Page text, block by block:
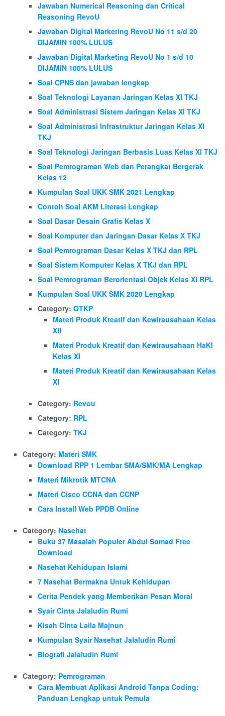
Jawaban Numerical Reasoning dan Critical
Reasoning RevoU
Jawaban Digital Marketing RevoU No 11 s/d 20
DIJAMIN 100% LULUS
Jawaban Digital Marketing RevoU No 1 s/d 10
DIJAMIN 100% LULUS
Soal CPNS dan jawaban lengkap
Soal Teknologi Layanan Jaringan Kelas XI TKJ
Soal Administrasi Sistem Jaringan Kelas XI TKJ
Soal Administrasi Infrastruktur Jaringan Kelas XI
TKJ
Soal Teknologi Jaringan Berbasis Luas Kelas XI TKJ
Soal Pemrograman Web dan Perangkat Bergerak
Kelas 12
Kumpulan Soal UKK SMK 2021 Lengkap
Contoh Soal AKM Literasi Lengkap
Soal Dasar Desain Grafis Kelas X
Soal Komputer dan Jaringan Dasar Kelas X TKJ
Soal Pemrograman Dasar Kelas X TKJ dan RPL
Soal Sistem Komputer Kelas X TKJ dan RPL
Soal Pemrograman Berorientasi Objek Kelas XI RPL
Kumpulan Soal UKK SMK 2020 Lengkap
Category: OTKP
Materi Produk Kreatif dan Kewirausahaan Kelas
XII
Materi Produk Kreatif dan Kewirausahaan HaKI
Kelas XI
Materi Produk Kreatif dan Kewirausahaan Kelas
XI
Category: Revou
Category: RPL
Category: TKJ
Category: Materi SMK
Download RPP 1 Lembar SMA/SMK/MA Lengkap
Materi Mikrotik MTCNA
Materi Cisco CCNA dan CCNP
Cara Install Web PPDB Online
Category: Nasehat
Buku 37 Masalah Populer Abdul Somad Free
Download
Nasehat Kehidupan Islami
7 Nasehat Bermakna Untuk Kehidupan
Cerita Pendek yang Memberikan Pesan Moral
Syair Cinta Jalaludin Rumi
Kisah Cinta Laila Majnun
Kumpulan Syair Nasehat Jalaludin Rumi
Biografi Jalaludin Rumi
Category: Pemrograman
Cara Membuat Aplikasi Android Tanpa Coding:
Panduan Lengkap untuk Pemula